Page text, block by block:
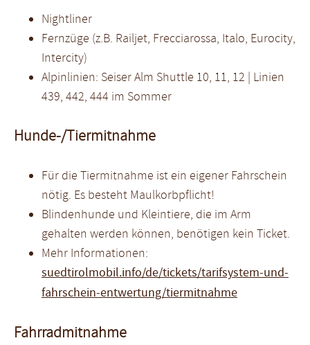
Nightliner
Fernzüge (z.B. Railjet, Frecciarossa, Italo, Eurocity,
Intercity)
Alpinlinien: Seiser Alm Shuttle 10, 11, 12 | Linien
439, 442, 444 im Sommer
Hunde-/Tiermitnahme
Für die Tiermitnahme ist ein eigener Fahrschein
nötig. Es besteht Maulkorbpflicht!
Blindenhunde und Kleintiere, die im Arm
gehalten werden können, benötigen kein Ticket.
Mehr Informationen:
suedtirolmobil.info/de/tickets/tarifsystem-und-
fahrschein-entwertung/tiermitnahme
Fahrradmitnahme